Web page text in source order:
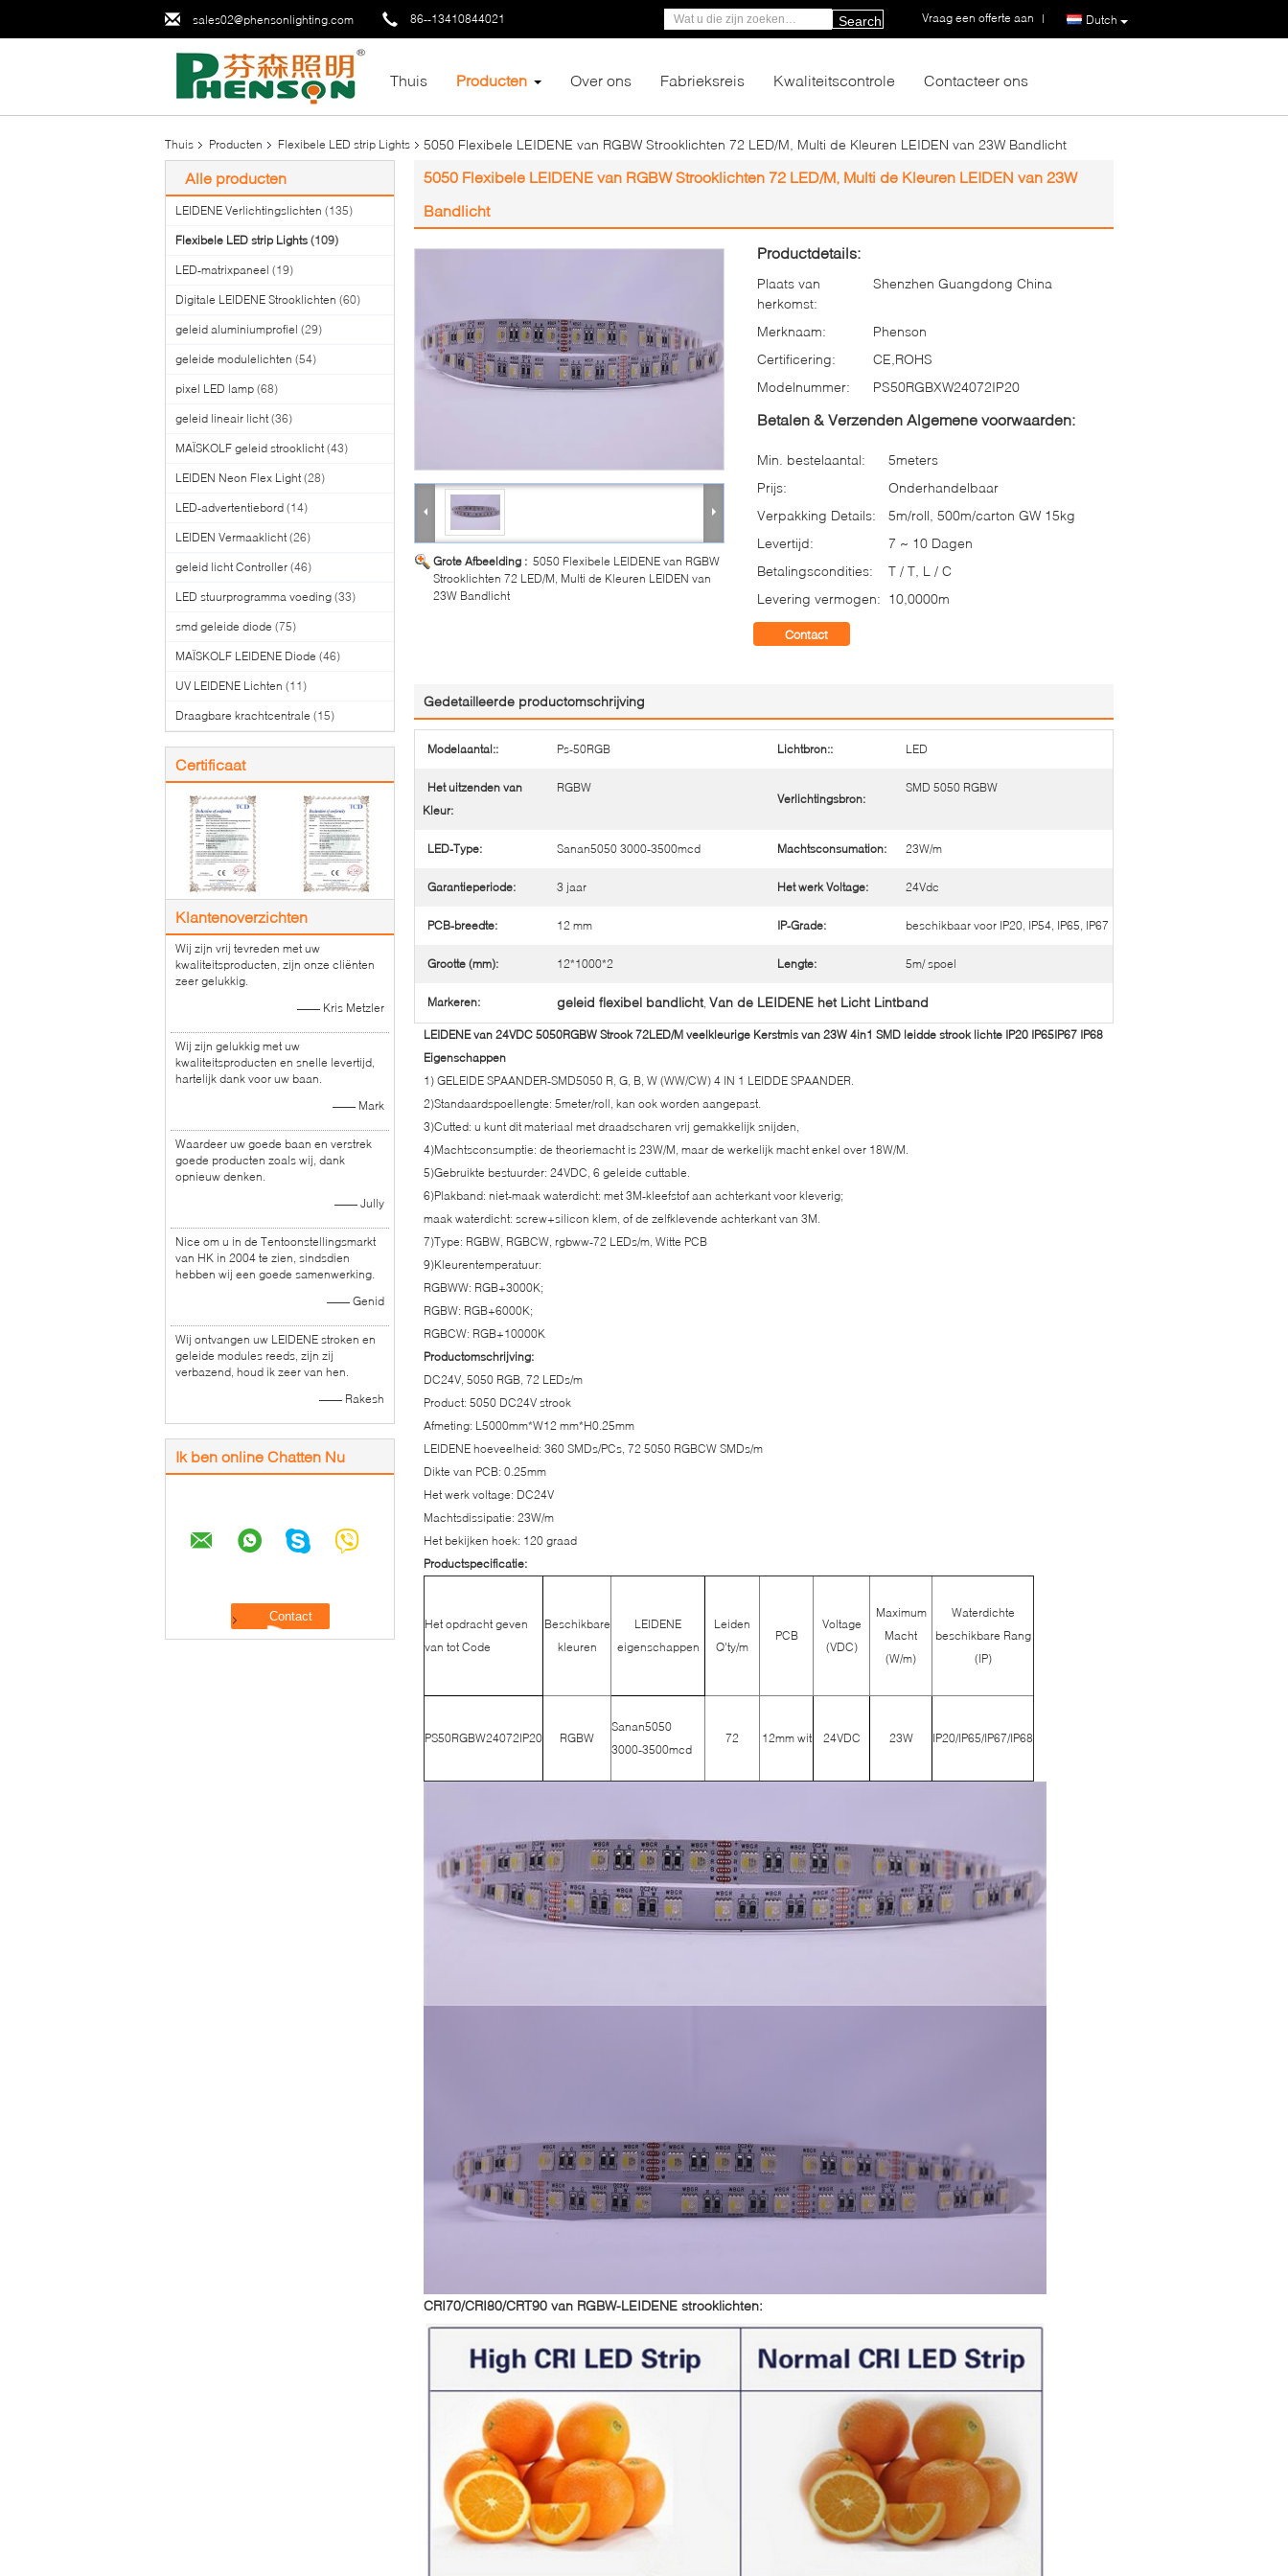
sales02@phensonlighting.com 86--13410844021 Dutch
Vraag een offerte aan |
Search
Thuis Producten Over ons Fabrieksreis Kwaliteitscontrole Contacteer ons
Thuis Producten Flexibele LED strip Lights 5050 Flexibele LEIDENE van RGBW Strooklichten 72 LED/M, Multi de Kleuren LEIDEN van 23W Bandlicht
Alle producten
LEIDENE Verlichtingslichten (135)
Flexibele LED strip Lights (109)
LED-matrixpaneel (19)
Digitale LEIDENE Strooklichten (60)
geleid aluminiumprofiel (29)
geleide modulelichten (54)
pixel LED lamp (68)
geleid lineair licht (36)
MAÏSKOLF geleid strooklicht (43)
LEIDEN Neon Flex Light (28)
LED-advertentiebord (14)
LEIDEN Vermaaklicht (26)
geleid licht Controller (46)
LED stuurprogramma voeding (33)
smd geleide diode (75)
MAÏSKOLF LEIDENE Diode (46)
UV LEIDENE Lichten (11)
Draagbare krachtcentrale (15)
Certificaat
Klantenoverzichten
Wij zijn vrij tevreden met uw
kwaliteitsproducten, zijn onze cliënten
zeer gelukkig.
—— Kris Metzler
Wij zijn gelukkig met uw
kwaliteitsproducten en snelle levertijd,
hartelijk dank voor uw baan.
—— Mark
Waardeer uw goede baan en verstrek
goede producten zoals wij, dank
opnieuw denken.
—— Jully
Nice om u in de Tentoonstellingsmarkt
van HK in 2004 te zien, sindsdien
hebben wij een goede samenwerking.
—— Genid
Wij ontvangen uw LEIDENE stroken en
geleide modules reeds, zijn zij
verbazend, houd ik zeer van hen.
—— Rakesh
Ik ben online Chatten Nu
5050 Flexibele LEIDENE van RGBW Strooklichten 72 LED/M, Multi de Kleuren LEIDEN van 23W
Bandlicht
Grote Afbeelding : 5050 Flexibele LEIDENE van RGBW
Strooklichten 72 LED/M, Multi de Kleuren LEIDEN van
23W Bandlicht
Productdetails:
Plaats van
herkomst:
Shenzhen Guangdong China
Merknaam:
Phenson
Certificering:
CE,ROHS
Modelnummer:
PS50RGBXW24072IP20
Betalen & Verzenden Algemene voorwaarden:
Min. bestelaantal:
5meters
Prijs:
Onderhandelbaar
Verpakking Details:
5m/roll, 500m/carton GW 15kg
Levertijd:
7 ~ 10 Dagen
Betalingscondities:
T / T, L / C
Levering vermogen: 10,0000m
Contact
Gedetailleerde productomschrijving
Modelaantal:: Ps-50RGB Lichtbron:: LED
Het uitzenden van
Kleur:
RGBW
Verlichtingsbron:
SMD 5050 RGBW
LED-Type: Sanan5050 3000-3500mcd Machtsconsumation: 23W/m
Garantieperiode: 3 jaar Het werk Voltage: 24Vdc
PCB-breedte: 12 mm IP-Grade: beschikbaar voor IP20, IP54, IP65, IP67
Grootte (mm): 12*1000*2 Lengte: 5m/ spoel
Markeren: geleid flexibel bandlicht, Van de LEIDENE het Licht Lintband
LEIDENE van 24VDC 5050RGBW Strook 72LED/M veelkleurige Kerstmis van 23W 4in1 SMD leidde strook lichte IP20 IP65IP67 IP68
Eigenschappen
1) GELEIDE SPAANDER-SMD5050 R, G, B, W (WW/CW) 4 IN 1 LEIDDE SPAANDER.
2)Standaardspoellengte: 5meter/roll, kan ook worden aangepast.
3)Cutted: u kunt dit materiaal met draadscharen vrij gemakkelijk snijden,
4)Machtsconsumptie: de theoriemacht is 23W/M, maar de werkelijk macht enkel over 18W/M.
5)Gebruikte bestuurder: 24VDC, 6 geleide cuttable.
6)Plakband: niet-maak waterdicht: met 3M-kleefstof aan achterkant voor kleverig;
maak waterdicht: screw+silicon klem, of de zelfklevende achterkant van 3M.
7)Type: RGBW, RGBCW, rgbww-72 LEDs/m, Witte PCB
9)Kleurentemperatuur:
RGBWW: RGB+3000K;
RGBW: RGB+6000K;
RGBCW: RGB+10000K
Productomschrijving:
DC24V, 5050 RGB, 72 LEDs/m
Product: 5050 DC24V strook
Afmeting: L5000mm*W12 mm*H0.25mm
LEIDENE hoeveelheid: 360 SMDs/PCs, 72 5050 RGBCW SMDs/m
Dikte van PCB: 0.25mm
Het werk voltage: DC24V
Machtsdissipatie: 23W/m
Het bekijken hoek: 120 graad
Productspecificatie:
Het opdracht geven
van tot Code
Beschikbare
kleuren
LEIDENE
eigenschappen
Leiden
Q'ty/m
PCB
Voltage
(VDC)
Maximum
Macht
(W/m)
Waterdichte
beschikbare Rang
(IP)
PS50RGBW24072IP20 RGBW
Sanan5050
3000-3500mcd
72 12mm wit 24VDC 23W IP20/IP65/IP67/IP68
CRI70/CRI80/CRT90 van RGBW-LEIDENE strooklichten: